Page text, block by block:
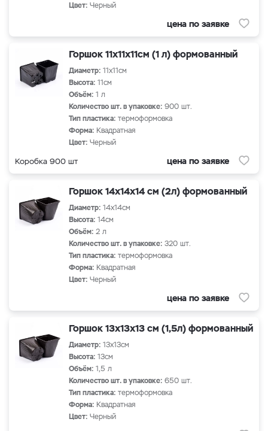
Цвет: Черный
цена по заявке
Горшок 11х11х11см (1 л) формованный
Диаметр: 11х11см
Высота: 11см
Объём: 1 л
Количество шт. в упаковке: 900 шт.
Тип пластика: термоформовка
Форма: Квадратная
Цвет: Черный
Коробка 900 шт цена по заявке
Горшок 14х14х14 см (2л) формованный
Диаметр: 14х14см
Высота: 14см
Объём: 2 л
Количество шт. в упаковке: 320 шт.
Тип пластика: термоформовка
Форма: Квадратная
Цвет: Черный
цена по заявке
Горшок 13х13х13 см (1,5л) формованный
Диаметр: 13х13см
Высота: 13см
Объём: 1,5 л
Количество шт. в упаковке: 650 шт.
Тип пластика: термоформовка
Форма: Квадратная
Цвет: Черный